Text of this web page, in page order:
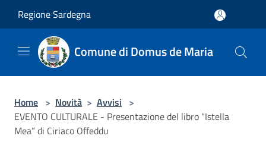
Regione Sardegna
Comune di Domus de Maria
Home > Novità > Avvisi >
EVENTO CULTURALE - Presentazione del libro “Istella
Mea” di Ciriaco Offeddu